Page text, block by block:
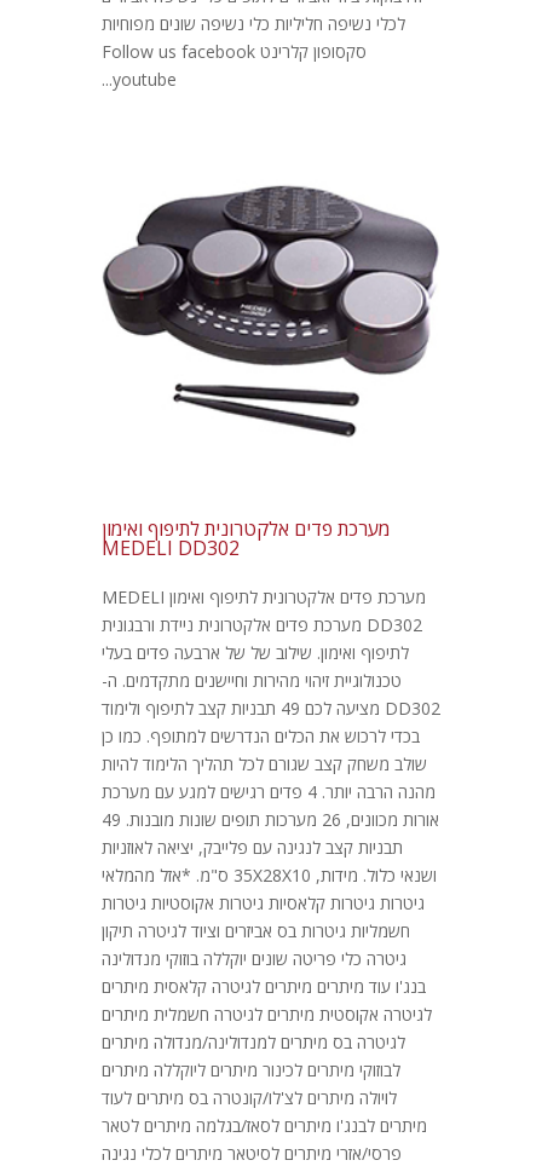
לכלי נשיפה חליליות כלי נשיפה שונים מפוחיות
סקסופון קלרינט Follow us facebook
youtube...
מערכת פדים אלקטרונית לתיפוף ואימון
MEDELI DD302
מערכת פדים אלקטרונית לתיפוף ואימון MEDELI
DD302 מערכת פדים אלקטרונית ניידת ורבגונית
לתיפוף ואימון. שילוב של של ארבעה פדים בעלי
טכנולוגיית זיהוי מהירות וחיישנים מתקדמים. ה-
DD302 מציעה לכם 49 תבניות קצב לתיפוף ולימוד
בכדי לרכוש את הכלים הנדרשים למתופף. כמו כן
שולב משחק קצב שגורם לכל תהליך הלימוד להיות
מהנה הרבה יותר. 4 פדים רגישים למגע עם מערכת
אורות מכוונים, 26 מערכות תופים שונות מובנות. 49
תבניות קצב לנגינה עם פלייבק, יציאה לאוזניות
ושנאי כלול. מידות, 35X28X10 ס"מ. *אזל מהמלאי
גיטרות גיטרות קלאסיות גיטרות אקוסטיות גיטרות
חשמליות גיטרות בס אביזרים וציוד לגיטרה תיקון
גיטרה כלי פריטה שונים יוקללה בוזוקי מנדולינה
בנג'ו עוד מיתרים מיתרים לגיטרה קלאסית מיתרים
לגיטרה אקוסטית מיתרים לגיטרה חשמלית מיתרים
לגיטרה בס מיתרים למנדולינה/מנדולה מיתרים
לבוזוקי מיתרים לכינור מיתרים ליוקללה מיתרים
לויולה מיתרים לצ'לו/קונטרה בס מיתרים לעוד
מיתרים לבנג'ו מיתרים לסאז/בגלמה מיתרים לטאר
פרסי/אזרי מיתרים לסיטאר מיתרים לכלי נגינה